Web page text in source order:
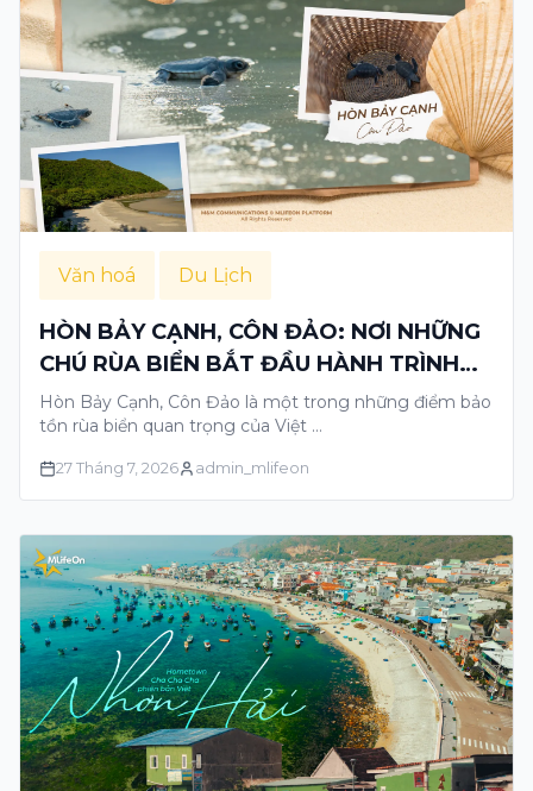
Văn hoá Du Lịch
HÒN BẢY CẠNH, CÔN ĐẢO: NƠI NHỮNG
CHÚ RÙA BIỂN BẮT ĐẦU HÀNH TRÌNH
TRỞ VỀ BIỂN
Hòn Bảy Cạnh, Côn Đảo là một trong những điểm bảo
tồn rùa biển quan trọng của Việt …
27 Tháng 7, 2026 admin_mlifeon